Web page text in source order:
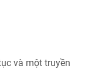
và một truyền